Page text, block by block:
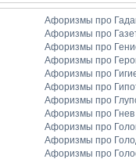
Афоризмы про
Афоризмы про
Афоризмы про
Афоризмы про
Афоризмы про
Афоризмы про
Афоризмы про
Афоризмы про Гнев
Афоризмы про
Афоризмы про
Афоризмы про